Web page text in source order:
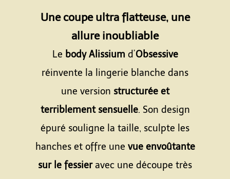
Une coupe ultra flatteuse, une
allure inoubliable
Le body Alissium d’Obsessive
réinvente la lingerie blanche dans
une version structurée et
terriblement sensuelle. Son design
épuré souligne la taille, sculpte les
hanches et offre une vue envoûtante
sur le fessieravec une découpe très